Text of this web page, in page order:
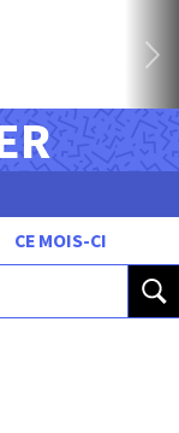
CE MOIS-CI